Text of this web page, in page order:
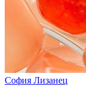
София Лизанец